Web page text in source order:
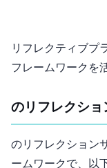
リフレクティブプ
フレームワークを
Gibbsのリフレク
Gibbsのリフレクシ
ームワークで、以